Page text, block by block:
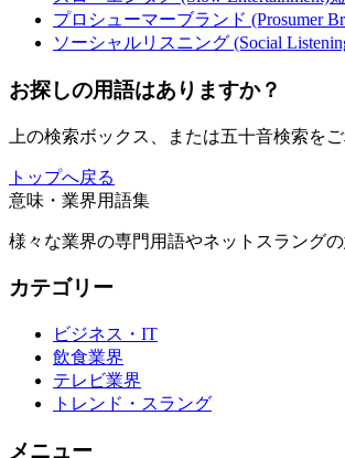
プロシューマーブランド (Prosumer
ソーシャルリスニング (Social
お探しの用語はありますか？
上の検索ボックス、または五十音検索を
トップへ戻る
意味・業界用語集
様々な業界の専門用語やネットスラング
カテゴリー
ビジネス・IT
飲食業界
テレビ業界
トレンド・スラング
メニュー